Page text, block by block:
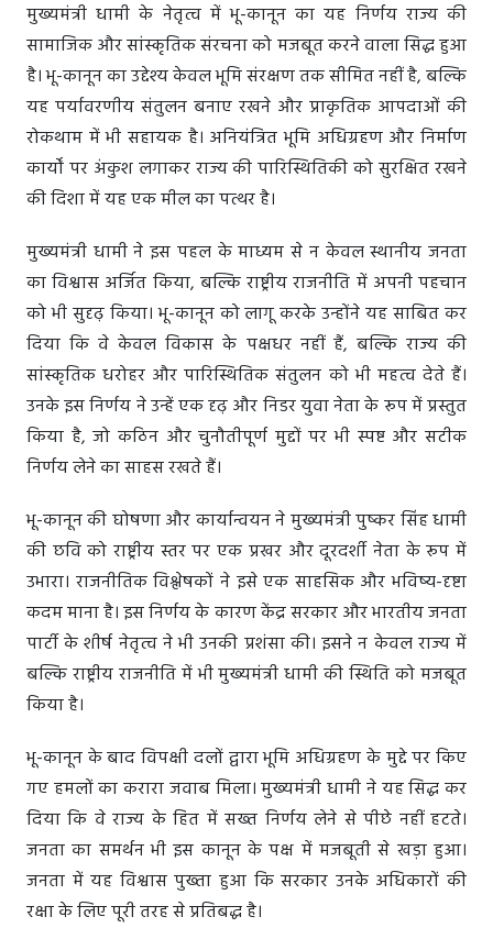
मुख्यमंत्री धामी के नेतृत्व में भू-कानून का यह निर्णय राज्य की
सामाजिक और सांस्कृतिक संरचना को मजबूत करने वाला सिद्ध हुआ
है। भू-कानून का उद्देश्य केवल भूमि संरक्षण तक सीमित नहीं है, बल्कि
यह पर्यावरणीय संतुलन बनाए रखने और प्राकृतिक आपदाओं की
रोकथाम में भी सहायक है। अनियंत्रित भूमि अधिग्रहण और निर्माण
कार्यों पर अंकुश लगाकर राज्य की पारिस्थितिकी को सुरक्षित रखने
की दिशा में यह एक मील का पत्थर है।
मुख्यमंत्री धामी ने इस पहल के माध्यम से न केवल स्थानीय जनता
का विश्वास अर्जित किया, बल्कि राष्ट्रीय राजनीति में अपनी पहचान
को भी सुदृढ़ किया। भू-कानून को लागू करके उन्होंने यह साबित कर
दिया कि वे केवल विकास के पक्षधर नहीं हैं, बल्कि राज्य की
सांस्कृतिक धरोहर और पारिस्थितिक संतुलन को भी महत्व देते हैं।
उनके इस निर्णय ने उन्हें एक दृढ़ और निडर युवा नेता के रूप में प्रस्तुत
किया है, जो कठिन और चुनौतीपूर्ण मुद्दों पर भी स्पष्ट और सटीक
निर्णय लेने का साहस रखते हैं।
भू-कानून की घोषणा और कार्यान्वयन ने मुख्यमंत्री पुष्कर सिंह धामी
की छवि को राष्ट्रीय स्तर पर एक प्रखर और दूरदर्शी नेता के रूप में
उभारा। राजनीतिक विश्लेषकों ने इसे एक साहसिक और भविष्य-दृष्टा
कदम माना है। इस निर्णय के कारण केंद्र सरकार और भारतीय जनता
पार्टी के शीर्ष नेतृत्व ने भी उनकी प्रशंसा की। इसने न केवल राज्य में
बल्कि राष्ट्रीय राजनीति में भी मुख्यमंत्री धामी की स्थिति को मजबूत
किया है।
भू-कानून के बाद विपक्षी दलों द्वारा भूमि अधिग्रहण के मुद्दे पर किए
गए हमलों का करारा जवाब मिला। मुख्यमंत्री धामी ने यह सिद्ध कर
दिया कि वे राज्य के हित में सख्त निर्णय लेने से पीछे नहीं हटते।
जनता का समर्थन भी इस कानून के पक्ष में मजबूती से खड़ा हुआ।
जनता में यह विश्वास पुख्ता हुआ कि सरकार उनके अधिकारों की
रक्षा के लिए पूरी तरह से प्रतिबद्ध है।